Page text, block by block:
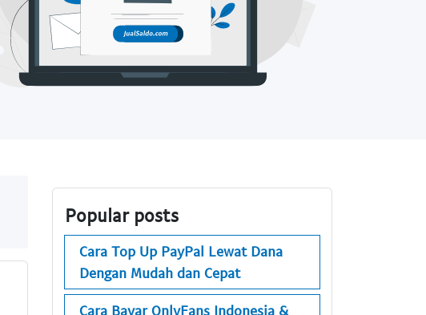
Popular posts
Cara Top Up PayPal Lewat Dana
Dengan Mudah dan Cepat
Cara Bayar OnlyFans Indonesia &